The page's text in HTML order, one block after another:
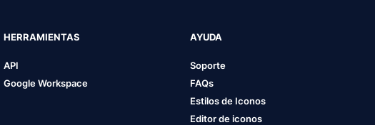
HERRAMIENTAS
API
Google Workspace
AYUDA
Soporte
FAQs
Estilos de Iconos
Editor de iconos